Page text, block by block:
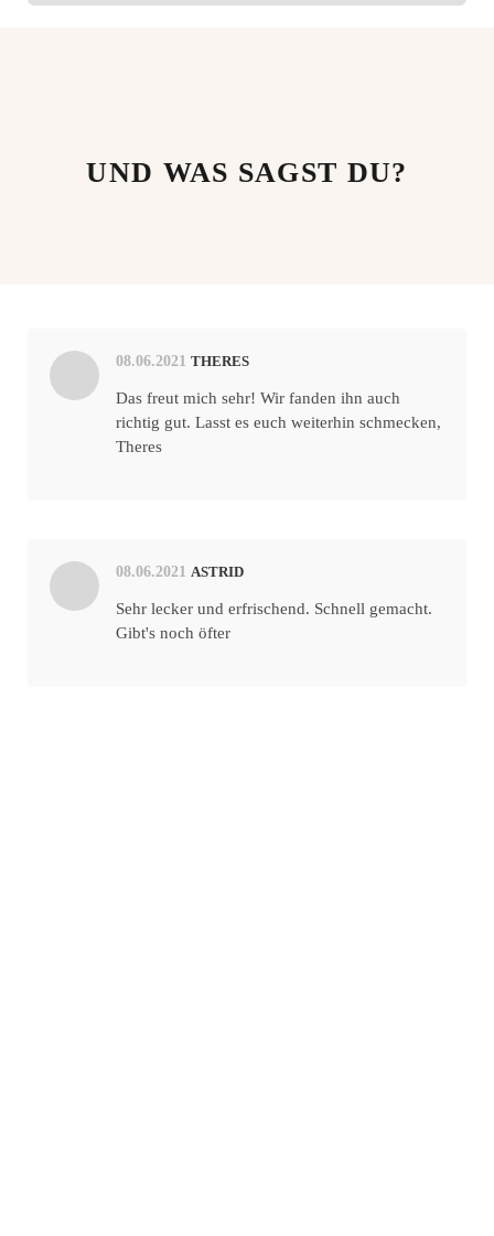
UND WAS SAGST DU?
08.06.2021 THERES
Das freut mich sehr! Wir fanden ihn auch
richtig gut. Lasst es euch weiterhin schmecken,
Theres
08.06.2021 ASTRID
Sehr lecker und erfrischend. Schnell gemacht.
Gibt's noch öfter